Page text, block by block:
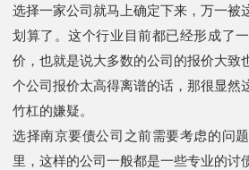
选择一家公司就马上确定下来，万一被
划算了。这个行业目前都已经形成了
价，也就是说大多数的公司的报价大致
个公司报价太高得离谱的话，那很显然
竹杠的嫌疑。
选择南京要债公司之前需要考虑的问
里，这样的公司一般都是一些专业的讨